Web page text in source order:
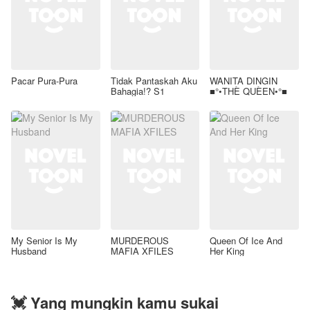
Pacar Pura-Pura Tidak Pantaskah Aku
Bahagia!? S1
WANITA DINGIN
■°•THÈ QUÈEN•°■
My Senior Is My
Husband
MURDEROUS
MAFIA XFILES
Queen Of Ice And
Her King
💓 Yang mungkin kamu sukai